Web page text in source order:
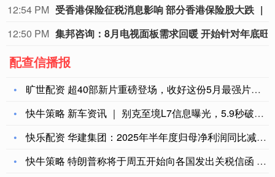
12:54 PM 受香港保险征税消息影响 部分香港保险股大跌
12:50 PM
配查信播报
旷世配资 超40部新片重磅登场，收好这份5月最强片单！
快牛策略 新车资讯 ｜ 别克至境L7信息曝光，5.9秒破百！
快乐配资 华建集团：2025年半年度归母净利润同比减少26.
快牛策略 特朗普称将于周五开始向各国发出关税信函 税率可能从